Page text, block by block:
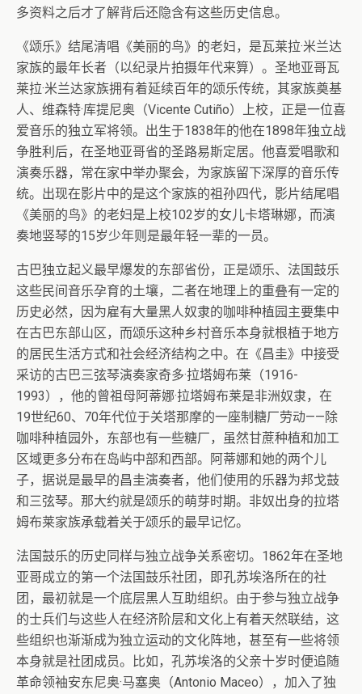
多资料之后才了解背后还隐含有这些历史信息。
《颂乐》结尾清唱《美丽的鸟》的老妇，是瓦莱拉·米兰达
家族的最年长者（以纪录片拍摄年代来算）。圣地亚哥瓦
莱拉·米兰达家族拥有着延续百年的颂乐传统，其家族奠基
人、维森特·库提尼奥（Vicente Cutiño）上校，正是一位喜
爱音乐的独立军将领。出生于1838年的他在1898年独立战
争胜利后，在圣地亚哥省的圣路易斯定居。他喜爱唱歌和
演奏乐器，常在家中举办聚会，为家族留下深厚的音乐传
统。出现在影片中的是这个家族的祖孙四代，影片结尾唱
《美丽的鸟》的老妇是上校102岁的女儿卡塔琳娜，而演
奏地竖琴的15岁少年则是最年轻一辈的一员。
古巴独立起义最早爆发的东部省份，正是颂乐、法国鼓乐
这些民间音乐孕育的土壤，二者在地理上的重叠有一定的
历史必然，因为雇有大量黑人奴隶的咖啡种植园主要集中
在古巴东部山区，而颂乐这种乡村音乐本身就根植于地方
的居民生活方式和社会经济结构之中。在《昌圭》中接受
采访的古巴三弦琴演奏家奇多·拉塔姆布莱（1916-
1993），他的曾祖母阿蒂娜·拉塔姆布莱是非洲奴隶，在
19世纪60、70年代位于关塔那摩的一座制糖厂劳动——除
咖啡种植园外，东部也有一些糖厂，虽然甘蔗种植和加工
区域更多分布在岛屿中部和西部。阿蒂娜和她的两个儿
子，据说是最早的昌圭演奏者，他们使用的乐器为邦戈鼓
和三弦琴。那大约就是颂乐的萌芽时期。非奴出身的拉塔
姆布莱家族承载着关于颂乐的最早记忆。
法国鼓乐的历史同样与独立战争关系密切。1862年在圣地
亚哥成立的第一个法国鼓乐社团，即孔苏埃洛所在的社
团，最初就是一个底层黑人互助组织。由于参与独立战争
的士兵们与这些人在经济阶层和文化上有着天然联结，这
些组织也渐渐成为独立运动的文化阵地，甚至有一些将领
本身就是社团成员。比如，孔苏埃洛的父亲十岁时便追随
革命领袖安东尼奥·马塞奥（Antonio Maceo），加入了独